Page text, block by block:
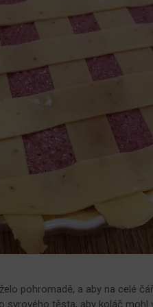
pohromadě, a aby na celé
syrového těsta, aby koláč mohl